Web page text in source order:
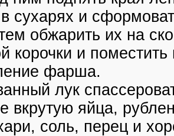
в сухарях и
обжарить их на
корочки и
фарша.
лук
вкрутую яйца,
соль, перец и